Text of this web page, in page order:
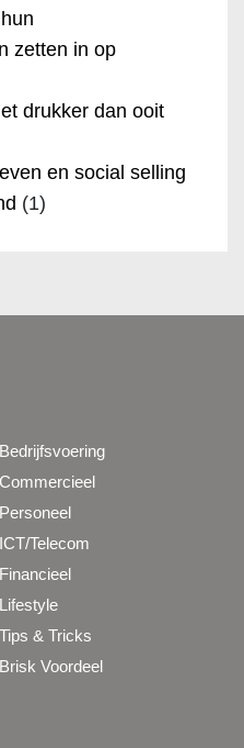
zetten in op
drukker dan ooit
en social selling
(1)
Bedrijfsvoering
Commercieel
Personeel
ICT/Telecom
Financieel
Lifestyle
Tips & Tricks
Brisk Voordeel